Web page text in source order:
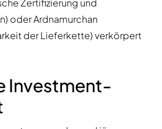
Zertifizierung und
oder Ardnamurchan
der Lieferkette) verkörpert
Investment-